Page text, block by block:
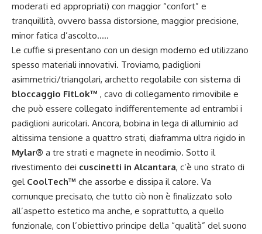
moderati ed appropriati) con maggior “confort” e
tranquillità, ovvero bassa distorsione, maggior precisione,
minor fatica d’ascolto…..
Le cuffie si presentano con un design moderno ed utilizzano
spesso materiali innovativi. Troviamo, padiglioni
asimmetrici/triangolari, archetto regolabile con sistema di
bloccaggio FitLok™ , cavo di collegamento rimovibile e
che può essere collegato indifferentemente ad entrambi i
padiglioni auricolari. Ancora, bobina in lega di alluminio ad
altissima tensione a quattro strati, diaframma ultra rigido in
Mylar® a tre strati e magnete in neodimio. Sotto il
rivestimento dei cuscinetti in Alcantara, c’è uno strato di
gel CoolTech™ che assorbe e dissipa il calore. Va
comunque precisato, che tutto ciò non è finalizzato solo
all’aspetto estetico ma anche, e soprattutto, a quello
funzionale, con l’obiettivo principe della “qualità” del suono